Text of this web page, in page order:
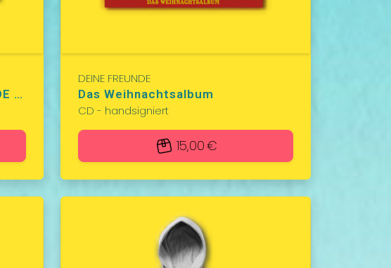
Galakto Player - DEINE FREUNDE Special Edition
DEINE FREUNDE
Das Weihnachtsalbum
CD - handsigniert
15,00 €